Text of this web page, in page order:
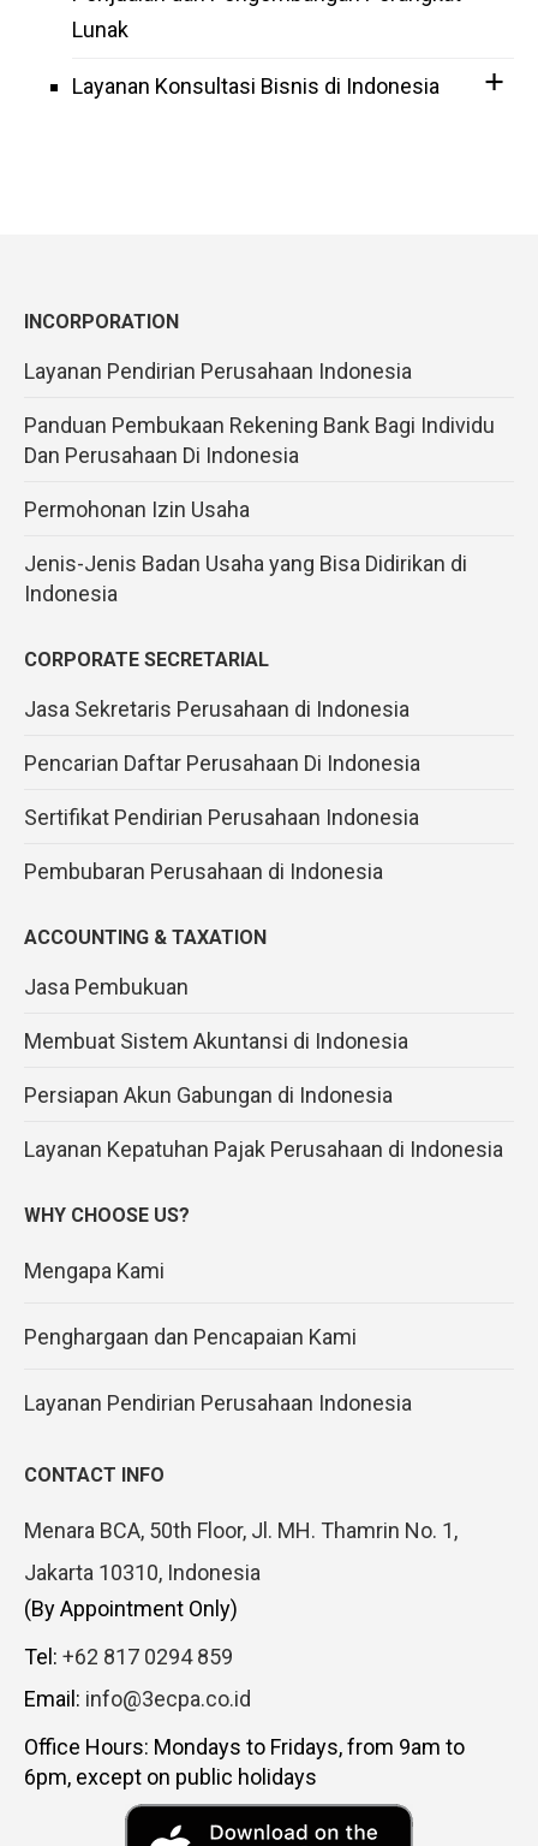
Lunak
Layanan Konsultasi Bisnis di Indonesia
INCORPORATION
Layanan Pendirian Perusahaan Indonesia
Panduan Pembukaan Rekening Bank Bagi Individu
Dan Perusahaan Di Indonesia
Permohonan Izin Usaha
Jenis-Jenis Badan Usaha yang Bisa Didirikan di
Indonesia
CORPORATE SECRETARIAL
Jasa Sekretaris Perusahaan di Indonesia
Pencarian Daftar Perusahaan Di Indonesia
Sertifikat Pendirian Perusahaan Indonesia
Pembubaran Perusahaan di Indonesia
ACCOUNTING & TAXATION
Jasa Pembukuan
Membuat Sistem Akuntansi di Indonesia
Persiapan Akun Gabungan di Indonesia
Layanan Kepatuhan Pajak Perusahaan di Indonesia
WHY CHOOSE US?
Mengapa Kami
Penghargaan dan Pencapaian Kami
Layanan Pendirian Perusahaan Indonesia
CONTACT INFO
Menara BCA, 50th Floor, Jl. MH. Thamrin No. 1,
Jakarta 10310, Indonesia
(By Appointment Only)
Tel: +62 817 0294 859
Email: info@3ecpa.co.id
Office Hours: Mondays to Fridays, from 9am to
6pm, except on public holidays